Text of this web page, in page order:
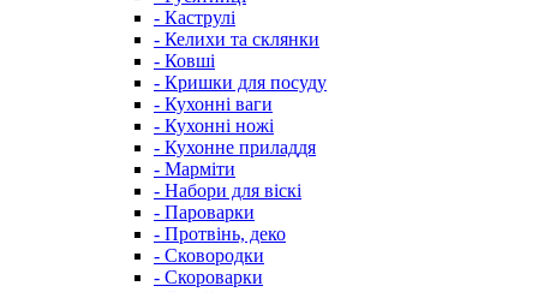
- Каструлі
- Келихи та склянки
- Ковші
- Кришки для посуду
- Кухонні ваги
- Кухонні ножі
- Кухонне приладдя
- Марміти
- Набори для віскі
- Пароварки
- Протвінь, деко
- Сковородки
- Скороварки